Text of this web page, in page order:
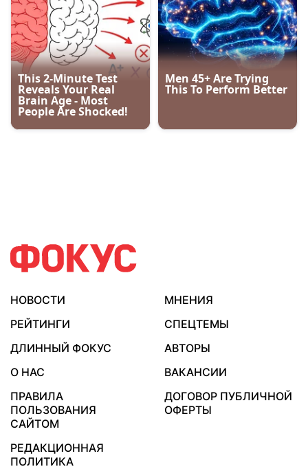
НОВОСТИ
МНЕНИЯ
РЕЙТИНГИ
СПЕЦТЕМЫ
ДЛИННЫЙ ФОКУС
АВТОРЫ
О НАС
ВАКАНСИИ
ПРАВИЛА
ПОЛЬЗОВАНИЯ
САЙТОМ
ДОГОВОР ПУБЛИЧНОЙ
ОФЕРТЫ
РЕДАКЦИОННАЯ
ПОЛИТИКА